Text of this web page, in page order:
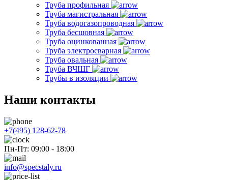
Труба профильная
Труба магистральная
Труба водогазопроводная
Труба бесшовная
Труба оцинкованная
Труба электросварная
Труба овальная
Труба ВЧШГ
Трубы в изоляции
Наши контакты
+7(495) 128-62-78
Пн-Пт: 09:00 - 18:00
info@specstaly.ru